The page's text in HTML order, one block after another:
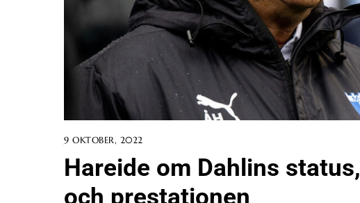
9 OKTOBER, 2022
Hareide om Dahlins
och prestationen